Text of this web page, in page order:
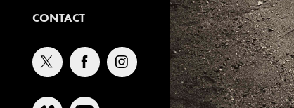
CONTACT